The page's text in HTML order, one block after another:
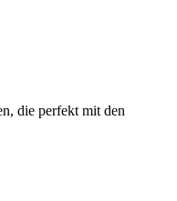
die perfekt mit den